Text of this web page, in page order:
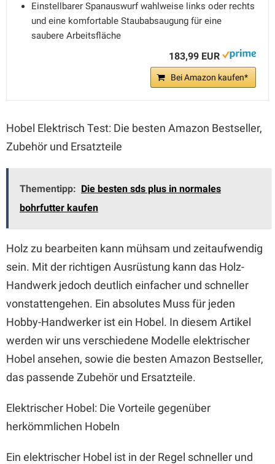
Einstellbarer Spanauswurf wahlweise links oder rechts
und eine komfortable Staubabsaugung für eine
saubere Arbeitsfläche
183,99 EUR
Bei Amazon kaufen*
Hobel Elektrisch Test: Die besten Amazon Bestseller,
Zubehör und Ersatzteile
Thementipp: Die besten sds plus in normales
bohrfutter kaufen
Holz zu bearbeiten kann mühsam und zeitaufwendig
sein. Mit der richtigen Ausrüstung kann das Holz-
Handwerk jedoch deutlich einfacher und schneller
vonstattengehen. Ein absolutes Muss für jeden
Hobby-Handwerker ist ein Hobel. In diesem Artikel
werden wir uns verschiedene Modelle elektrischer
Hobel ansehen, sowie die besten Amazon Bestseller,
das passende Zubehör und Ersatzteile.
Elektrischer Hobel: Die Vorteile gegenüber
herkömmlichen Hobeln
Ein elektrischer Hobel ist in der Regel schneller und